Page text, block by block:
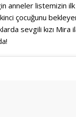
anneler listemizin ilk
çocuğunu
sevgili kızı